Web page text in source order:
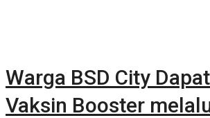
Warga BSD City
Vaksin Booster